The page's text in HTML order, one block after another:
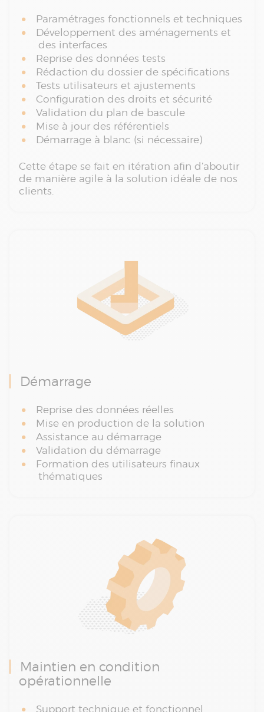
Paramétrages fonctionnels et techniques
Développement des aménagements et
des interfaces
Reprise des données tests
Rédaction du dossier de spécifications
Tests utilisateurs et ajustements
Configuration des droits et sécurité
Validation du plan de bascule
Mise à jour des référentiels
Démarrage à blanc (si nécessaire)
Cette étape se fait en itération afin d’aboutir
de manière agile à la solution idéale de nos
clients.
Démarrage
Reprise des données réelles
Mise en production de la solution
Assistance au démarrage
Validation du démarrage
Formation des utilisateurs finaux
thématiques
Maintien en condition
opérationnelle
Support technique et fonctionnel